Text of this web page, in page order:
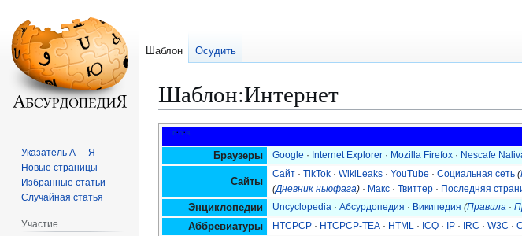
Шаблон:Интернет
Перейти
навигации
Перейти
поиску
п·о·в
Браузеры Google · Internet Explorer · Mozilla Firefox · Nescafe
Сайты
Сайт · TikTok · WikiLeaks · YouTube · Социальная сеть (
(Дневник ньюфага) · Макс · Твиттер · Последняя
Энциклопедии
Uncyclopedia · Абсурдопедия · Википедия (Правила ·
Аббревиатуры
HTCPCP · HTCPCP-TEA · HTML · ICQ · IP · IRC · W3C ·
Шаблон Осудить
Указатель А — Я
Новые страницы
Избранные статьи
Случайная статья
Участие